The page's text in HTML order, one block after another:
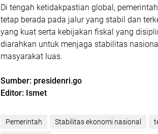
Di tengah ketidakpastian global,
tetap berada pada jalur yang stabil dan
yang kuat serta kebijakan fiskal yang
diarahkan untuk menjaga stabilitas
masyarakat luas.
Sumber: presidenri.go
Editor: Ismet
Pemerintah Stabilitas ekonomi nasional